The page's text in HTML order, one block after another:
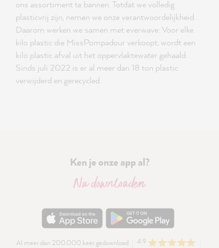
ons assortiment te bannen. Totdat we volledig
plasticvrij zijn, nemen we onze verantwoordelijkheid.
Daarom werken we samen met everwave: Voor elke
kilo plastic die MissPompadour verkoopt, wordt een
kilo plastic afval uit het oppervlaktewater gehaald.
Sinds juli 2022 is er al meer dan 18 ton plastic
verwijderd en gerecycled.
Ken je onze app al?
Nu downloaden
Al meer dan 200.000 keer gedownload
4.9